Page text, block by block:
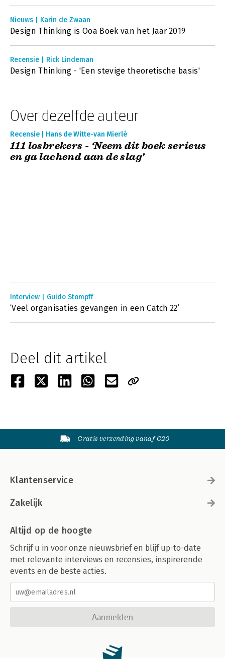
Nieuws | Karin de Zwaan
Design Thinking is Ooa Boek van het Jaar 2019
Recensie | Rick Lindeman
Design Thinking - 'Een stevige theoretische basis'
Over dezelfde auteur
Recensie | Hans de Witte-van Mierlé
111 losbrekers - ‘Neem dit boek serieus
en ga lachend aan de slag’
Interview | Guido Stompff
‘Veel organisaties gevangen in een Catch 22’
Deel dit artikel
Gratis verzending vanaf €20
Klantenservice
Zakelijk
Altijd op de hoogte
Schrijf u in voor onze nieuwsbrief en blijf up-to-date
met relevante interviews en recensies, inspirerende
events en de beste acties.
Aanmelden